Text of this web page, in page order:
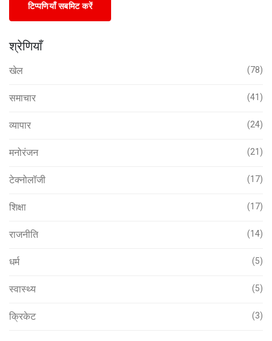
टिप्पणियाँ सबमिट करें
श्रेणियाँ
खेल (78)
समाचार (41)
व्यापार (24)
मनोरंजन (21)
टेक्नोलॉजी (17)
शिक्षा (17)
राजनीति (14)
धर्म (5)
स्वास्थ्य (5)
क्रिकेट (3)